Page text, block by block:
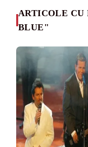
ARTICOLE CU
BLUE"